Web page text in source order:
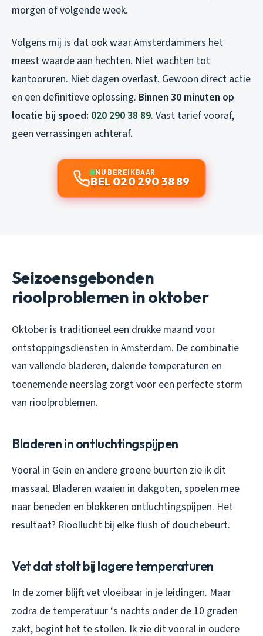
morgen of volgende week.
Volgens mij is dat ook waar Amsterdammers het
meest waarde aan hechten. Niet wachten tot
kantooruren. Niet dagen overlast. Gewoon direct actie
en een definitieve oplossing. Binnen 30 minuten op
locatie bij spoed: 020 290 38 89. Vast tarief vooraf,
geen verrassingen achteraf.
NU BEREIKBAAR
BEL 020 290 38 89
Seizoensgebonden
rioolproblemen in oktober
Oktober is traditioneel een drukke maand voor
ontstoppingsdiensten in Amsterdam. De combinatie
van vallende bladeren, dalende temperaturen en
toenemende neerslag zorgt voor een perfecte storm
van rioolproblemen.
Bladeren in ontluchtingspijpen
Vooral in Gein en andere groene buurten zie ik dit
massaal. Bladeren waaien in dakgoten, spoelen mee
naar beneden en blokkeren ontluchtingspijpen. Het
resultaat? Rioollucht bij elke flush of douchebeurt.
Vet dat stolt bij lagere temperaturen
In de zomer blijft vet vloeibaar in je leidingen. Maar
zodra de temperatuur ‘s nachts onder de 10 graden
zakt, begint het te stollen. Ik zie dit vooral in oudere